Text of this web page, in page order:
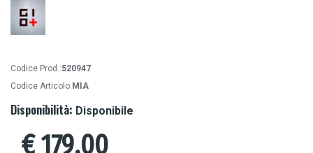
Codice Prod.:520947
Codice Articolo: MIA
Disponibilità: Disponibile
€179,00